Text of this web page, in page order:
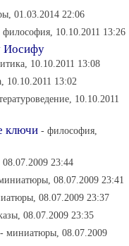
01.03.2014 22:06
философия, 10.10.2011 13:26
Иосифу
10.10.2011 13:08
10.10.2011 13:02
10.10.2011
ключи - философия,
23:44
08.07.2009 23:41
08.07.2009 23:37
08.07.2009 23:35
- миниатюры, 08.07.2009